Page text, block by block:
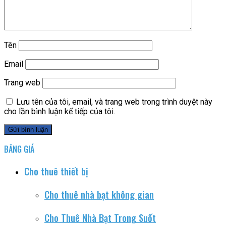
Tên
Email
Trang web
Lưu tên của tôi, email, và trang web trong trình duyệt này
cho lần bình luận kế tiếp của tôi.
BẢNG GIÁ
Cho thuê thiết bị
Cho thuê nhà bạt không gian
Cho Thuê Nhà Bạt Trong Suốt